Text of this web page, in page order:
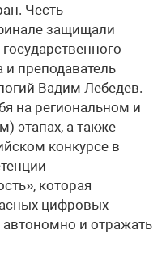
Честь
защищали
и преподаватель
Вадим Лебедев.
на региональном и
этапах, а также
конкурсе в
которая
цифровых
автономно и отражать